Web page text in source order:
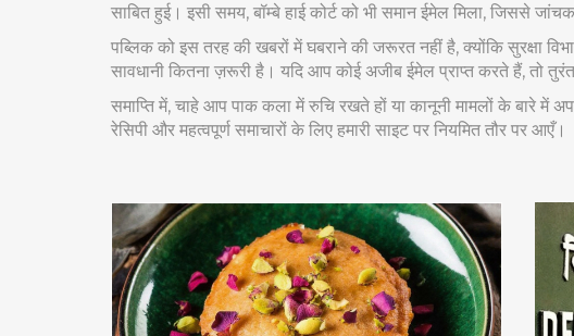
साबित हुई। इसी समय, बॉम्बे हाई कोर्ट को भी समान ईमेल मिला, जिससे
पब्लिक को इस तरह की खबरों में घबराने की जरूरत नहीं है, क्योंकि सुरक्षा
सावधानी कितना ज़रूरी है। यदि आप कोई अजीब ईमेल प्राप्त करते हैं, तो
समाप्ति में, चाहे आप पाक कला में रुचि रखते हों या कानूनी मामलों के बारे में
रेसिपी और महत्वपूर्ण समाचारों के लिए हमारी साइट पर नियमित तौर पर आएँ।